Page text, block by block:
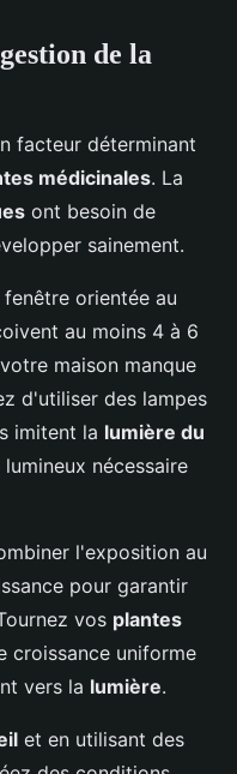
de la
facteur déterminant
médicinales. La
ont besoin de
sainement.
orientée au
au moins 4 à 6
maison manque
d'utiliser des lampes
imitent la lumière du
nécessaire
l'exposition au
pour garantir
vos plantes
croissance uniforme
vers la lumière.
et en utilisant des